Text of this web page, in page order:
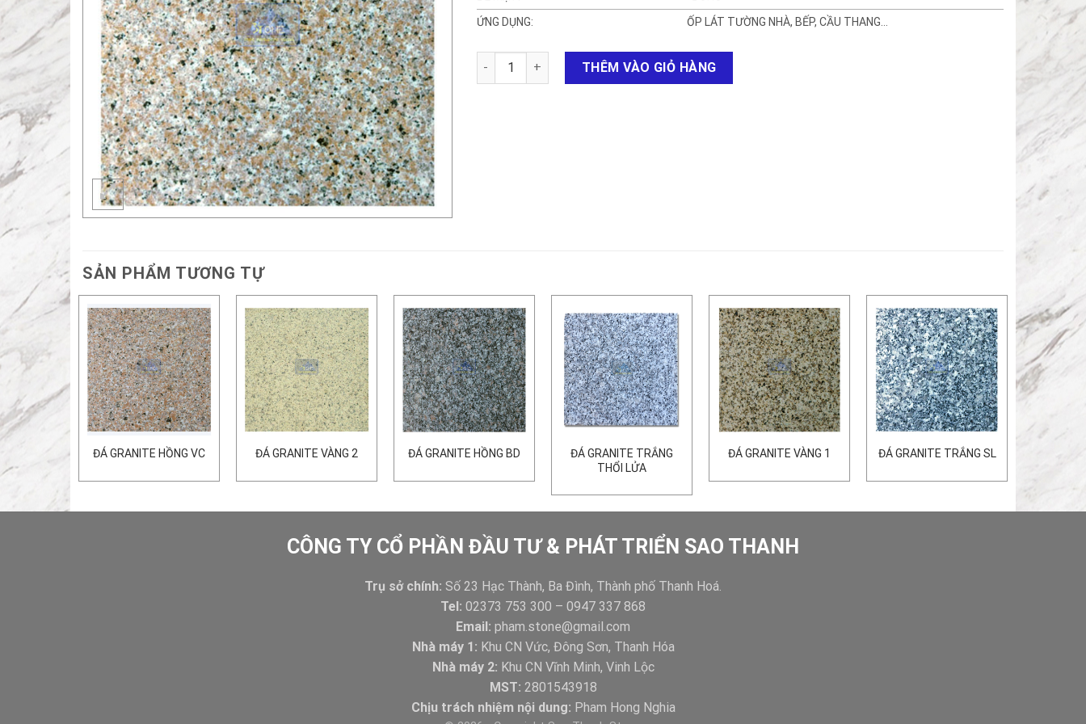
ỨNG DỤNG:
ỐP LÁT TƯỜNG NHÀ, BẾP, CẦU THANG…
ĐÁ GRANITE HỒNG HT số lượngTHÊM VÀO GIỎ HÀNG
SẢN PHẨM TƯƠNG TỰ
ĐÁ GRANITE HỒNG VC ĐÁ GRANITE VÀNG 2 ĐÁ GRANITE HỒNG BD
ĐÁ GRANITE TRẮNG
THỔI LỬA
ĐÁ GRANITE VÀNG 1 ĐÁ GRANITE TRẮNG SL
CÔNG TY CỔ PHẦN ĐẦU TƯ & PHÁT TRIỂN SAO THANH
Trụ sở chính: Số 23 Hạc Thành, Ba Đình, Thành phố Thanh Hoá.
Tel: 02373 753 300 – 0947 337 868
Email: pham.stone@gmail.com
Nhà máy 1: Khu CN Vức, Đông Sơn, Thanh Hóa
Nhà máy 2: Khu CN Vĩnh Minh, Vinh Lộc
MST: 2801543918
Chịu trách nhiệm nội dung: Pham Hong Nghia